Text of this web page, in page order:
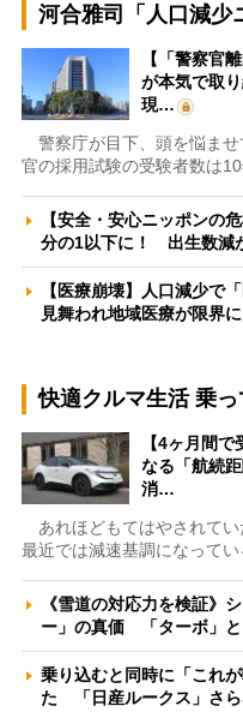
河合雅司「人口減少
【「警察官
が本気で取
現…
警察庁が目下、頭を悩ませ
官の採用試験の受験者数は
【安全・安心ニッポンの
分の1以下に！ 出生数減
【医療崩壊】人口減少で
見舞われ地域医療が限
快適クルマ生活 乗
【4ヶ月間
なる「航続
消…
あれほどもてはやされてい
最近では減速基調になって
《雪道の対応力を検証》
ー」の真価 「ターボ」
乗り込むと同時に「これ
た 「日産ルークス」さ